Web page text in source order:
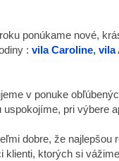
ponúkame nové,
: vila Caroline, vila
v ponuke
uspokojíme, pri výbere
dobre, že najlepšou
klienti, ktorých si